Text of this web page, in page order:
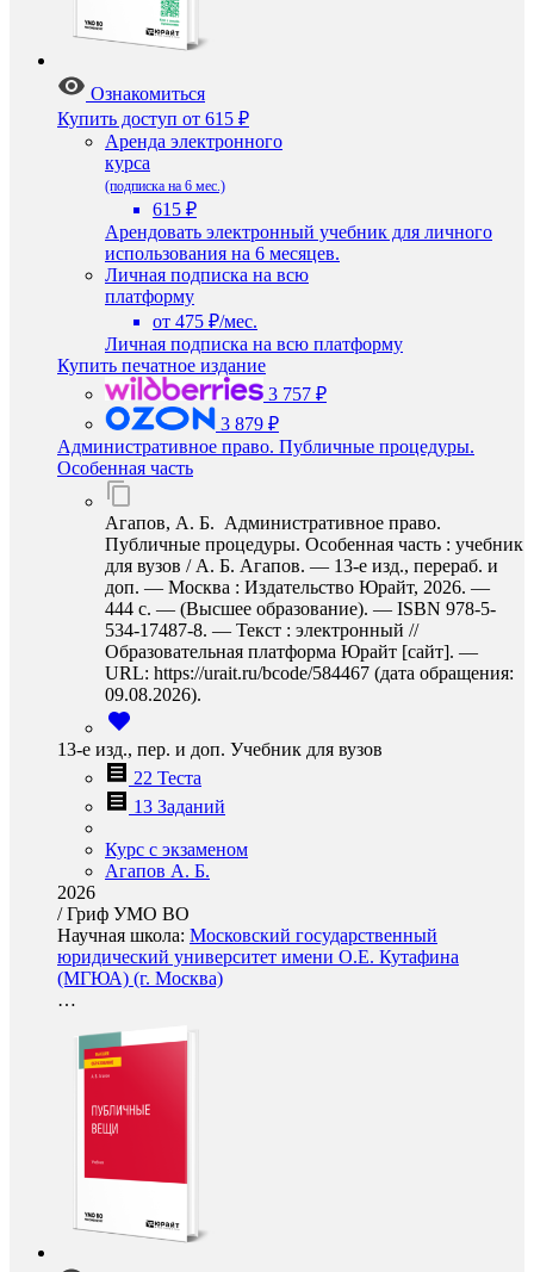
Ознакомиться
Купить доступ от 615 ₽
Аренда электронного
курса
(подписка на 6 мес.)
615 ₽
Арендовать электронный учебник для личного
использования на 6 месяцев.
Личная подписка на всю
платформу
от 475 ₽/мес.
Личная подписка на всю платформу
Купить печатное издание
3 757 ₽
3 879 ₽
Административное право. Публичные процедуры.
Особенная часть
Агапов, А. Б. Административное право.
Публичные процедуры. Особенная часть : учебник
для вузов / А. Б. Агапов. — 13-е изд., перераб. и
доп. — Москва : Издательство Юрайт, 2026. —
444 с. — (Высшее образование). — ISBN 978-5-
534-17487-8. — Текст : электронный //
Образовательная платформа Юрайт [сайт]. —
URL: https://urait.ru/bcode/584467 (дата обращения:
09.08.2026).
13-е изд., пер. и доп. Учебник для вузов
22 Теста
13 Заданий
Курс с экзаменом
Агапов А. Б.
2026
/Гриф УМО ВО
Научная школа: Московский государственный
юридический университет имени О.Е. Кутафина
(МГЮА) (г. Москва)
…